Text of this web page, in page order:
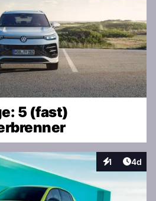
5 (fast)
1
Interaktionen
4d